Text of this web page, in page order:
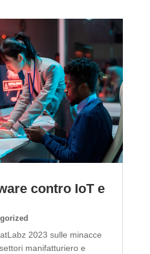
contro IoT e
2023 sulle minacce
manifatturiero e